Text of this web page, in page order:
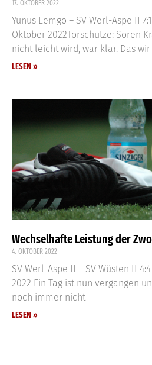
17. OKTOBER 2022
Yunus Lemgo – SV Werl-Aspe II
Oktober 2022Torschütze: Sören
nicht leicht wird, war klar. Das
LESEN »
Wechselhafte Leistung der
4. OKTOBER 2022
SV Werl-Aspe II – SV Wüsten II
2022 Ein Tag ist nun vergangen
noch immer nicht
LESEN »